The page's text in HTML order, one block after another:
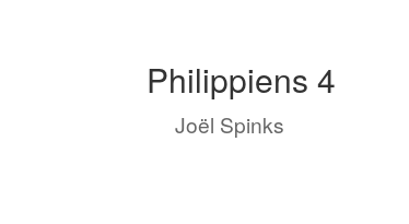
Philippiens 4
byJoël Spinks